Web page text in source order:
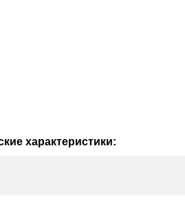
характеристики: